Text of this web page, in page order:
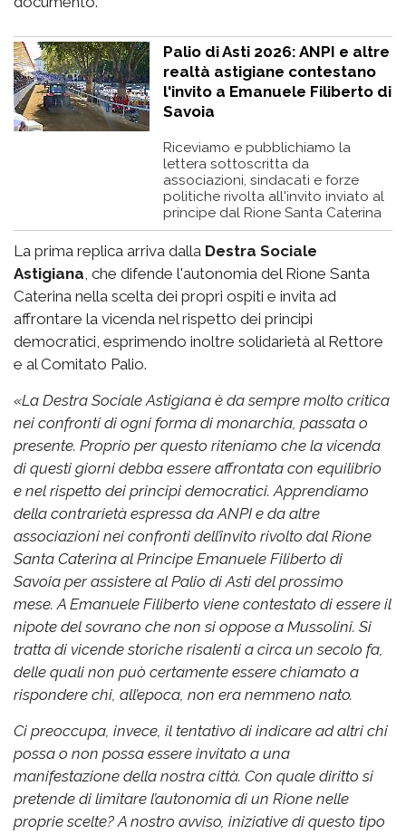
Palio di Asti 2026: ANPI e altre
realtà astigiane contestano
l'invito a Emanuele Filiberto di
Savoia
Riceviamo e pubblichiamo la
lettera sottoscritta da
associazioni, sindacati e forze
politiche rivolta all'invito inviato al
principe dal Rione Santa Caterina
La prima replica arriva dalla Destra Sociale
Astigiana, che difende l'autonomia del Rione Santa
Caterina nella scelta dei propri ospiti e invita ad
affrontare la vicenda nel rispetto dei principi
democratici, esprimendo inoltre solidarietà al Rettore
e al Comitato Palio.
«La Destra Sociale Astigiana è da sempre molto critica
nei confronti di ogni forma di monarchia, passata o
presente. Proprio per questo riteniamo che la vicenda
di questi giorni debba essere affrontata con equilibrio
e nel rispetto dei principi democratici.Apprendiamo
della contrarietà espressa da ANPI e da altre
associazioni nei confronti dell’invito rivolto dal Rione
Santa Caterina al Principe Emanuele Filiberto di
Savoia per assistere al Palio di Asti del prossimo
mese.A Emanuele Filiberto viene contestato di essere il
nipote del sovrano che non si oppose a Mussolini. Si
tratta di vicende storiche risalenti a circa un secolo fa,
delle quali non può certamente essere chiamato a
rispondere chi, all’epoca, non era nemmeno nato.
Ci preoccupa, invece, il tentativo di indicare ad altri chi
possa o non possa essere invitato a una
manifestazione della nostra città. Con quale diritto si
pretende di limitare l’autonomia di un Rione nelle
proprie scelte?A nostro avviso, iniziative di questo tipo